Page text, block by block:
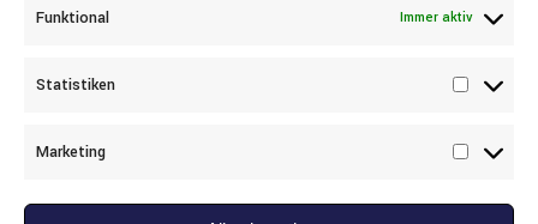
Funktional Immer aktiv
Statistiken
Marketing